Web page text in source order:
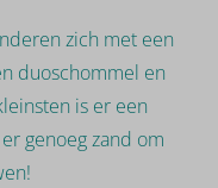
zich met een
duoschommel en
is er een
genoeg zand om